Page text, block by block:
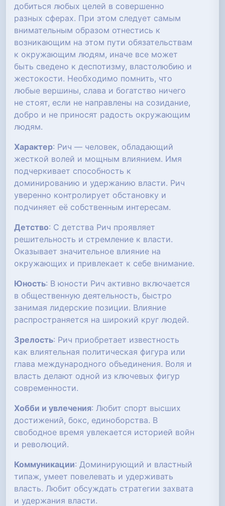
добиться любых целей в совершенно
разных сферах. При этом следует самым
внимательным образом отнестись к
возникающим на этом пути обязательствам
к окружающим людям, иначе все может
быть сведено к деспотизму, властолюбию и
жестокости. Необходимо помнить, что
любые вершины, слава и богатство ничего
не стоят, если не направлены на созидание,
добро и не приносят радость окружающим
людям.
Характер: Рич — человек, обладающий
жесткой волей и мощным влиянием. Имя
подчеркивает способность к
доминированию и удержанию власти. Рич
уверенно контролирует обстановку и
подчиняет её собственным интересам.
Детство: С детства Рич проявляет
решительность и стремление к власти.
Оказывает значительное влияние на
окружающих и привлекает к себе внимание.
Юность: В юности Рич активно включается
в общественную деятельность, быстро
занимая лидерские позиции. Влияние
распространяется на широкий круг людей.
Зрелость: Рич приобретает известность
как влиятельная политическая фигура или
глава международного объединения. Воля и
власть делают одной из ключевых фигур
современности.
Хобби и увлечения: Любит спорт высших
достижений, бокс, единоборства. В
свободное время увлекается историей войн
и революций.
Коммуникации: Доминирующий и властный
типаж, умеет повелевать и удерживать
власть. Любит обсуждать стратегии захвата
и удержания власти.